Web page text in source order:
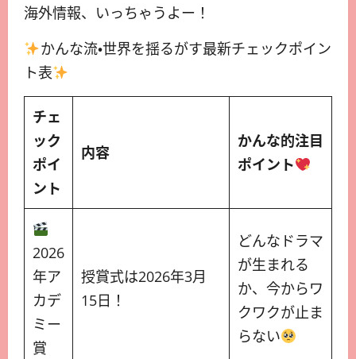
海外情報、いっちゃうよー！
かんな流・世界を揺るがす最新チェックポイン
ト表
チェ
ック
ポイ
ント
内容
かんな的注目
ポイント
2026
年ア
カデ
ミー
賞
授賞式は2026年3月
15日！
どんなドラマ
が生まれる
か、今からワ
クワクが止ま
らない